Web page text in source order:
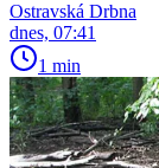
Ostravská Drbna
dnes, 07:41
1 min